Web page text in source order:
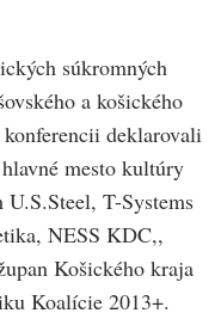
súkromných
a košického
deklarovali
mesto kultúry
T-Systems
NESS KDC,,
Košického kraja
Koalície 2013+.